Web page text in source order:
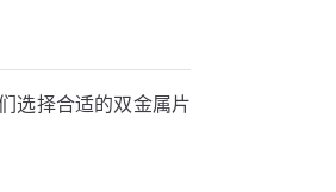
选择合适的双金属片